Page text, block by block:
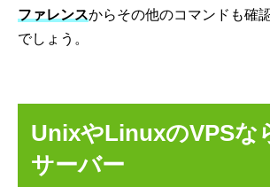
ファレンスからその他のコマンドも確
でしょう。
UnixやLinuxのVPSな
サーバー